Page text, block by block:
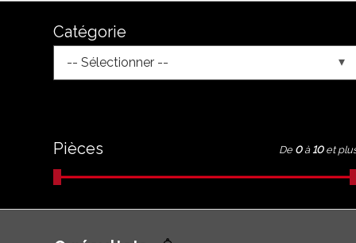
Catégorie
-- Sélectionner --
Pièces De 0 à 10 et